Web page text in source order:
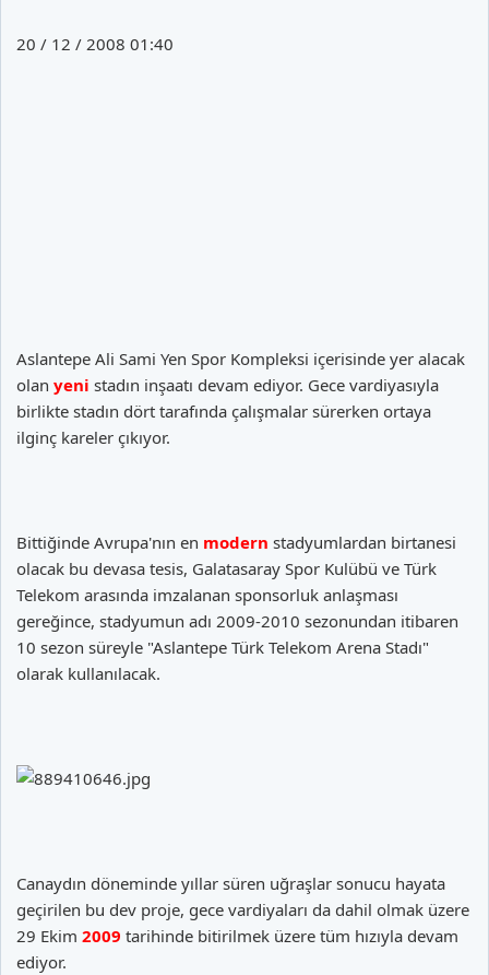
20 / 12 / 2008 01:40
Aslantepe Ali Sami Yen Spor Kompleksi içerisinde yer alacak
olan yeni stadın inşaatı devam ediyor. Gece vardiyasıyla
birlikte stadın dört tarafında çalışmalar sürerken ortaya
ilginç kareler çıkıyor.
Bittiğinde Avrupa'nın en modern stadyumlardan birtanesi
olacak bu devasa tesis, Galatasaray Spor Kulübü ve Türk
Telekom arasında imzalanan sponsorluk anlaşması
gereğince, stadyumun adı 2009-2010 sezonundan itibaren
10 sezon süreyle "Aslantepe Türk Telekom Arena Stadı"
olarak kullanılacak.
Canaydın döneminde yıllar süren uğraşlar sonucu hayata
geçirilen bu dev proje, gece vardiyaları da dahil olmak üzere
29 Ekim 2009 tarihinde bitirilmek üzere tüm hızıyla devam
ediyor.